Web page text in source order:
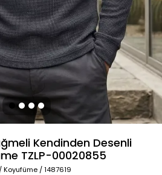
Kendinden Desenli
TZLP-00020855
/ 1487619